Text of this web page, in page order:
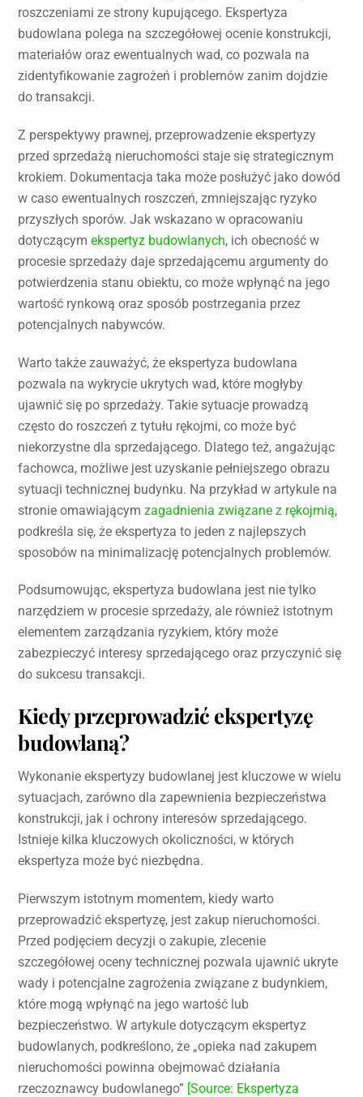
roszczeniami ze strony kupującego. Ekspertyza
budowlana polega na szczegółowej ocenie konstrukcji,
materiałów oraz ewentualnych wad, co pozwala na
zidentyfikowanie zagrożeń i problemów zanim dojdzie
do transakcji.
Z perspektywy prawnej, przeprowadzenie ekspertyzy
przed sprzedażą nieruchomości staje się strategicznym
krokiem. Dokumentacja taka może posłużyć jako dowód
w caso ewentualnych roszczeń, zmniejszając ryzyko
przyszłych sporów. Jak wskazano w opracowaniu
dotyczącymekspertyz budowlanych, ich obecność w
procesie sprzedaży daje sprzedającemu argumenty do
potwierdzenia stanu obiektu, co może wpłynąć na jego
wartość rynkową oraz sposób postrzegania przez
potencjalnych nabywców.
Warto także zauważyć, że ekspertyza budowlana
pozwala na wykrycie ukrytych wad, które mogłyby
ujawnić się po sprzedaży. Takie sytuacje prowadzą
często do roszczeń z tytułu rękojmi, co może być
niekorzystne dla sprzedającego. Dlatego też, angażując
fachowca, możliwe jest uzyskanie pełniejszego obrazu
sytuacji technicznej budynku. Na przykład w artykule na
stronie omawiającymzagadnienia związane z rękojmią,
podkreśla się, że ekspertyza to jeden z najlepszych
sposobów na minimalizację potencjalnych problemów.
Podsumowując, ekspertyza budowlana jest nie tylko
narzędziem w procesie sprzedaży, ale również istotnym
elementem zarządzania ryzykiem, który może
zabezpieczyć interesy sprzedającego oraz przyczynić się
do sukcesu transakcji.
Kiedy przeprowadzić ekspertyzę
budowlaną?
Wykonanie ekspertyzy budowlanej jest kluczowe w wielu
sytuacjach, zarówno dla zapewnienia bezpieczeństwa
konstrukcji, jak i ochrony interesów sprzedającego.
Istnieje kilka kluczowych okoliczności, w których
ekspertyza może być niezbędna.
Pierwszym istotnym momentem, kiedy warto
przeprowadzić ekspertyzę, jest zakup nieruchomości.
Przed podjęciem decyzji o zakupie, zlecenie
szczegółowej oceny technicznej pozwala ujawnić ukryte
wady i potencjalne zagrożenia związane z budynkiem,
które mogą wpłynąć na jego wartość lub
bezpieczeństwo. W artykule dotyczącym ekspertyz
budowlanych, podkreślono, że „opieka nad zakupem
nieruchomości powinna obejmować działania
rzeczoznawcy budowlanego” [Source: Ekspertyza